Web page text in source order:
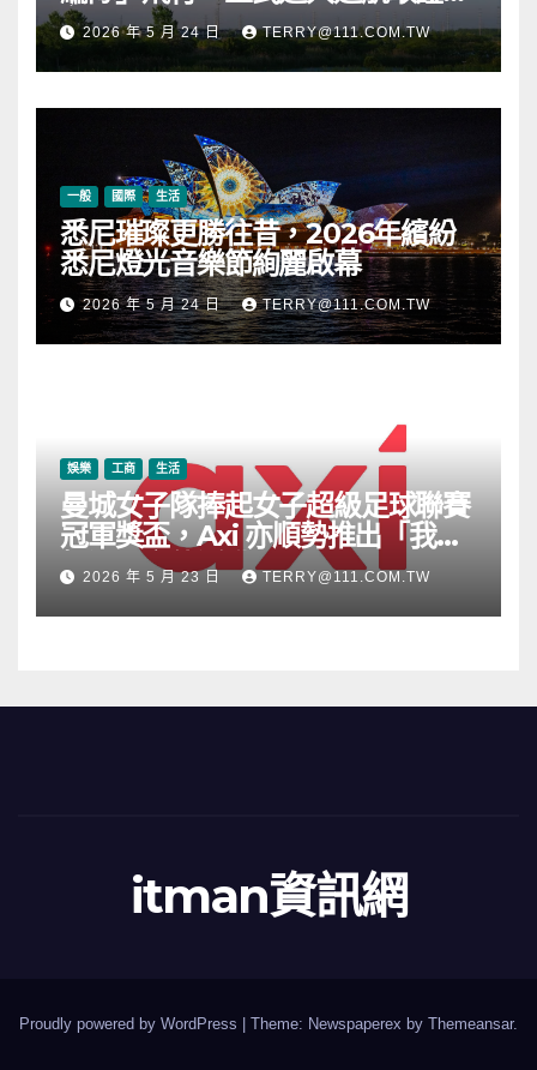
段2026 年 5 月 24 日 TERRY@111.COM.TW
一般 國際 生活
悉尼璀璨更勝往昔，2026年繽紛
悉尼燈光音樂節絢麗啟幕
2026 年 5 月 24 日 TERRY@111.COM.TW
娛樂 工商 生活
曼城女子隊捧起女子超級足球聯賽
冠軍獎盃，Axi 亦順勢推出「我的
根源」宣傳活動
2026 年 5 月 23 日 TERRY@111.COM.TW
itman資訊網
Proudly powered by WordPress Theme: Newspaperex by Themeansar.